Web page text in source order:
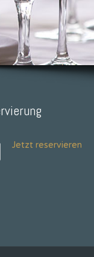
Jetzt reservieren